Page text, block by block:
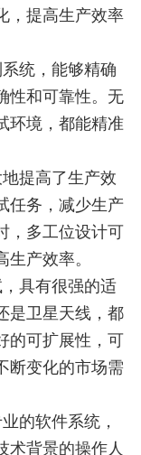
，提高生产效率
统，能够精确
性和可靠性。无
环境，都能精准
提高了生产效
任务，减少生产
，多工位设计可
产效率。
具有很强的适
是卫星天线，都
的可扩展性，可
断变化的市场需
的软件系统，
术背景的操作人